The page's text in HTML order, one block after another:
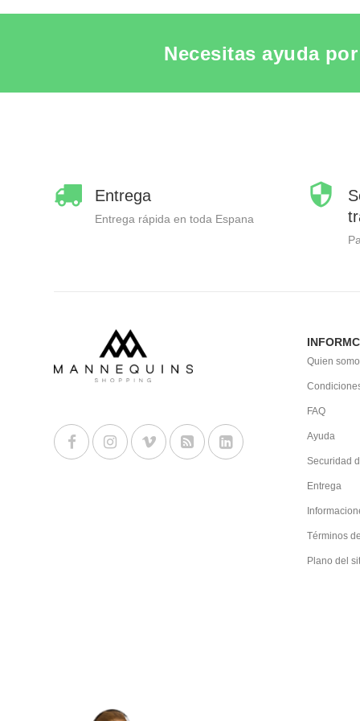
Necesitas ayuda
Entrega
Entrega rápida en toda Espana
Quien
FAQ
Ayuda
Securidad
Entrega
Términos
Plano del